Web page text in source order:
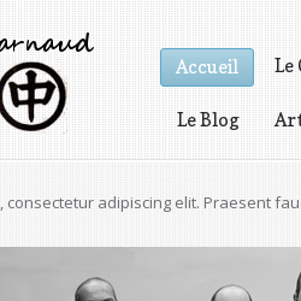
Accueil Le
Le Blog
Praesent scelerisque volutpat egestas.